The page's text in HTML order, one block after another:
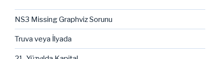
NS3 Missing Graphviz Sorunu
Truva veya İlyada